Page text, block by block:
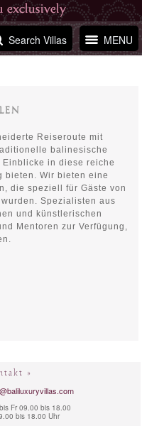
MENU
Search Villas
Reiseroute mit
balinesische
in diese reiche
bieten. Wir bieten eine
die speziell für Gäste von
Spezialisten aus
und künstlerischen
Mentoren zur Verfügung,
»
Fr 09.00 bis 18.00
bis 18.00 Uhr